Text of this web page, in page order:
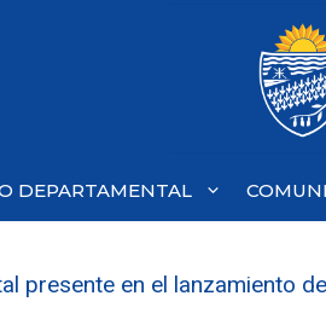
DEPARTAMENTAL
presente en el lanzamiento